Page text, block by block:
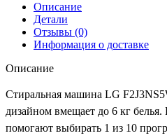
Описание
Детали
Отзывы (0)
Информация о доставке
Описание
Стиральная машина LG
дизайном вмещает до 6 кг
помогают выбирать 1 из 10